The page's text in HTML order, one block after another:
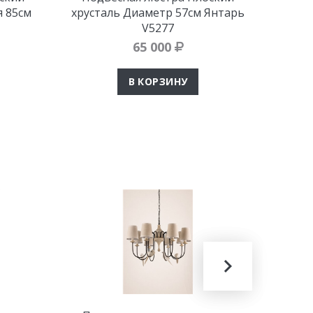
85см
хрусталь Диаметр 57см Янтарь
V5277
65 000
В КОРЗИНУ